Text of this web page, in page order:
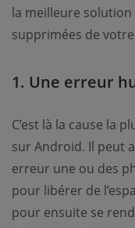
la meilleure
supprimées de
1. Une erreur
C’est là la cause la
sur Android. Il peut
erreur une ou des
pour libérer de
pour ensuite se